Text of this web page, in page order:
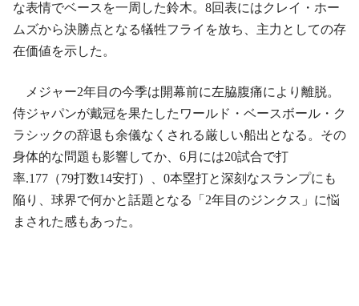
な表情でベースを一周した鈴木。8回表にはクレイ・ホー
ムズから決勝点となる犠牲フライを放ち、主力としての存
在価値を示した。
メジャー2年目の今季は開幕前に左脇腹痛により離脱。
侍ジャパンが戴冠を果たしたワールド・ベースボール・ク
ラシックの辞退も余儀なくされる厳しい船出となる。その
身体的な問題も影響してか、6月には20試合で打
率.177（79打数14安打）、0本塁打と深刻なスランプにも
陥り、球界で何かと話題となる「2年目のジンクス」に悩
まされた感もあった。